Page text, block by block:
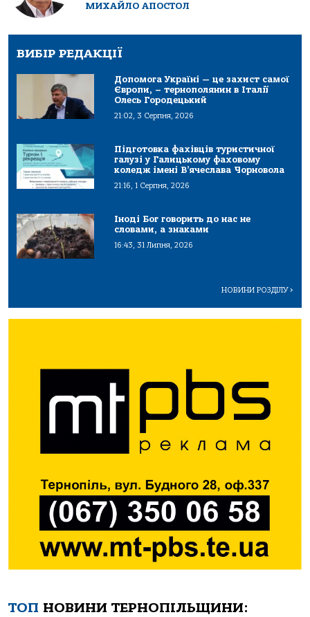
МИХАЙЛО АПОСТОЛ
ВИБІР РЕДАКЦІЇ
Допомога Україні — це захист самої
Європи, – тернополянин в Італії
Олесь Городецький
21:02, 3 Серпня, 2026
Підготовка фахівців туристичної
галузі у Галицькому фаховому
коледж імені В’ячеслава Чорновола
21:16, 1 Серпня, 2026
Іноді Бог говорить до нас не
словами, а знаками
16:43, 31 Липня, 2026
НОВИНИ РОЗДІЛУ>
ТОП НОВИНИ ТЕРНОПІЛЬЩИНИ: